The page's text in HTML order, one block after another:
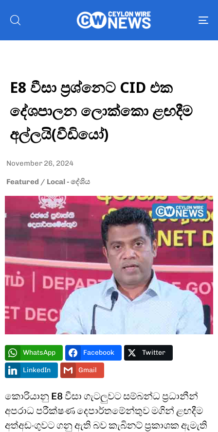
Type and hit enter
E8 වීසා ප්‍රශ්නෙට CID එක
දේශපාලන ලොක්කො ළඟදීම
අල්ලයි(වීඩියෝ)
November 26, 2024
Featured / Local - දේශිය
WhatsApp Facebook Twitter
LinkedIn Gmail
කොරියානු E8 වීසා ගැටලුවට සම්බන්ධ ප්‍රධානීන්
අපරාධ පරීක්ෂණ දෙපාර්තමේන්තුව මගින් ළඟදීම
අත්අඩංගුවට ගනු ඇති බව කැබිනට් ප්‍රකාශක ඇමැති
Player